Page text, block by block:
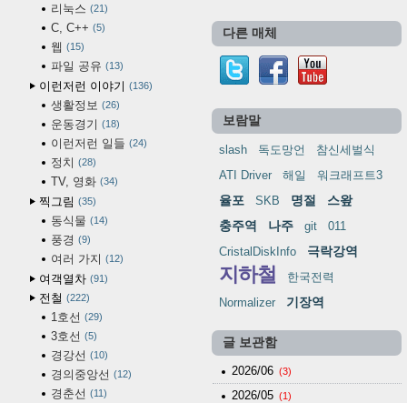
리눅스 21
C, C++ 5
웹 15
파일 공유 13
이런저런 이야기 136
생활정보 26
운동경기 18
이런저런 일들 24
정치 28
TV, 영화 34
찍그림 35
동식물 14
풍경 9
여러 가지 12
여객열차 91
전철 222
1호선 29
3호선 5
경강선 10
경의중앙선 12
경춘선 11
다른 매체
보람말
slash 독도망언
참신세벌식
ATI Driver
해일 워크래프트3
율포 SKB 명절
스왚
충주역
나주 git
011
CristalDiskInfo
극락강역
지하철
한국전력
Normalizer
기장역
글 보관함
2026/06 (3)
2026/05 (1)